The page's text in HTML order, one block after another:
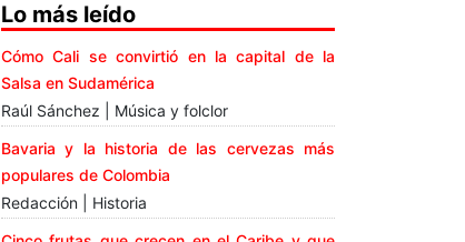
Lo más leído
Cómo Cali se convirtió en la capital de la
Salsa en Sudamérica
Raúl Sánchez | Música y folclor
Bavaria y la historia de las cervezas más
populares de Colombia
Redacción | Historia